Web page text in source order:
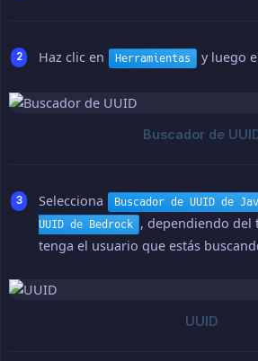
Haz clic en Herramientas y luego
Selecciona Buscador de UUID de
UUID de Bedrock , dependiendo del
tenga el usuario que estás